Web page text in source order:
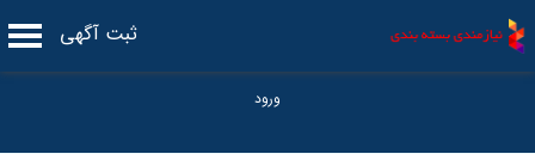
ثبت آگهی